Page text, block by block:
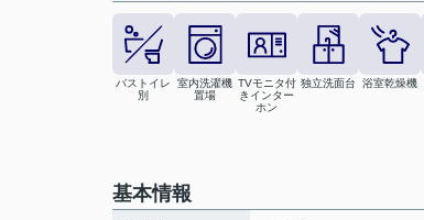
バストイレ
別
室内洗濯機
置場
TVモニタ付
きインター
ホン
独立洗面台 浴室乾燥機
基本情報